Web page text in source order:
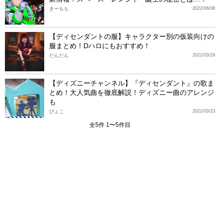
2022/06/08
きーもも
【ディセンダントの服】キャラクター別の仮装向けの
服まとめ！Dハロにもおすすめ！
2021/03/29
だんだん
【ディズニーチャンネル】『ディセンダント』の歌ま
とめ！大人気曲を徹底解説！ディズニー曲のアレンジ
も
2021/03/23
ぴょこ
全5件 1〜5件目